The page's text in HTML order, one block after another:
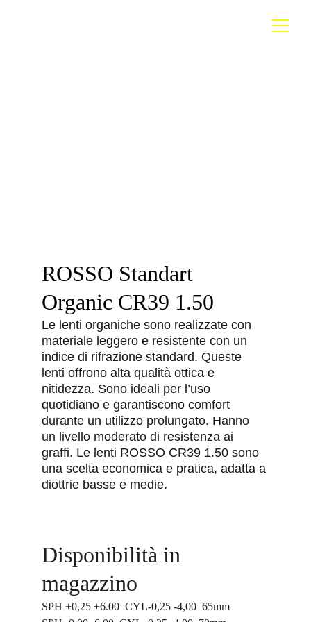
ROSSO Standart
Organic CR39 1.50
Disponibilità in
magazzino
SPH +0,25 +6.00  CYL-0,25 -4,00  65mm
Le lenti organiche sono realizzate con
materiale leggero e resistente con un
indice di rifrazione standard. Queste
lenti offrono alta qualità ottica e
nitidezza. Sono ideali per l’uso
quotidiano e garantiscono comfort
durante un utilizzo prolungato. Hanno
un livello moderato di resistenza ai
graffi. Le lenti ROSSO CR39 1.50 sono
una scelta economica e pratica, adatta a
diottrie basse e medie.